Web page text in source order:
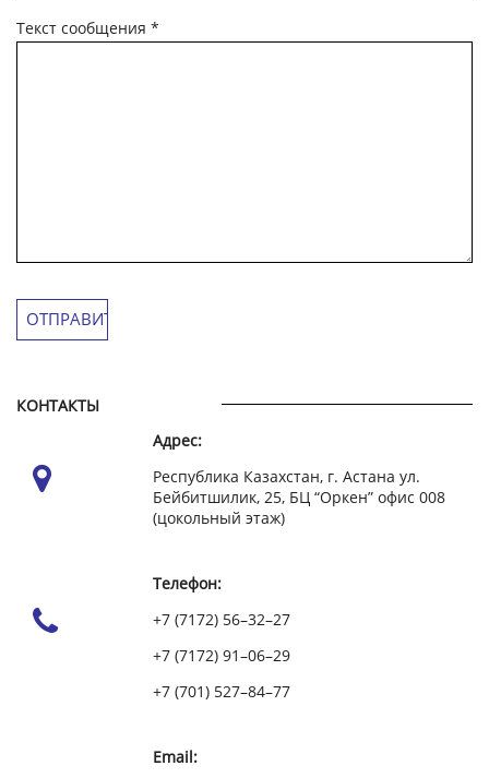
Текст сообщения *
КОНТАКТЫ
Адрес:
Республика Казахстан, г. Астана ул.
Бейбитшилик, 25, БЦ “Оркен” офис 008
(цокольный этаж)
Телефон:
+7 (7172) 56–32–27
+7 (7172) 91–06–29
+7 (701) 527–84–77
Email: